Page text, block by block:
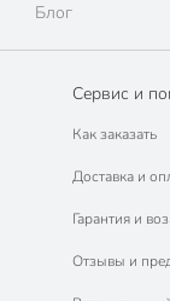
Блог
Сервис и
Как заказать
Доставка и
Гарантия и
Отзывы и